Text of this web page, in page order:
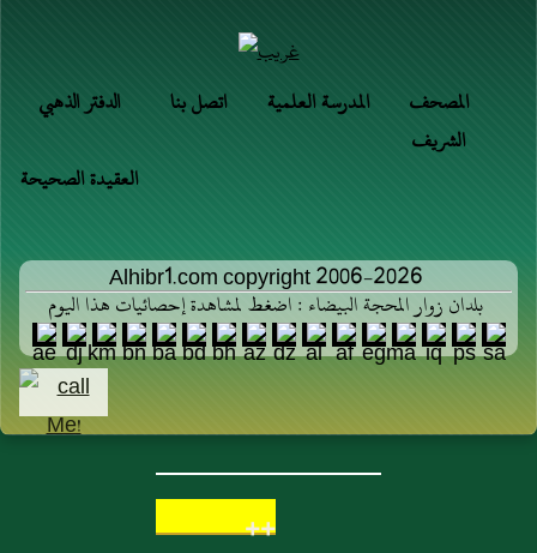
الدفتر الذهبي اتصل بنا المدرسة العلمية
المصحف
الشريف
العقيدة الصحيحة
Alhibr1.com copyright 2006-2026
بلدان زوار المحجة البيضاء : اضغط لمشاهدة إحصائيات هذا اليوم
++